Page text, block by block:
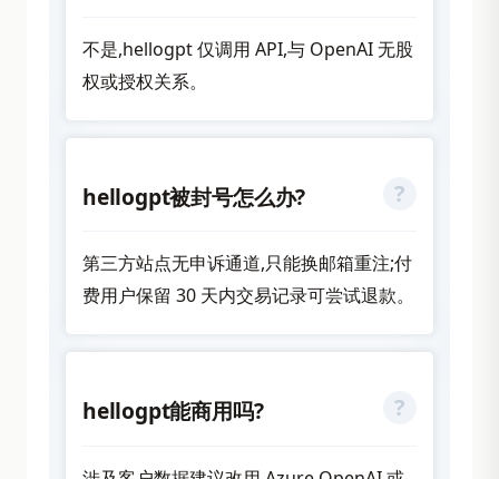
不是,hellogpt 仅调用 API,与 OpenAI 无股
权或授权关系。
hellogpt被封号怎么办?
第三方站点无申诉通道,只能换邮箱重注;付
费用户保留 30 天内交易记录可尝试退款。
hellogpt能商用吗?